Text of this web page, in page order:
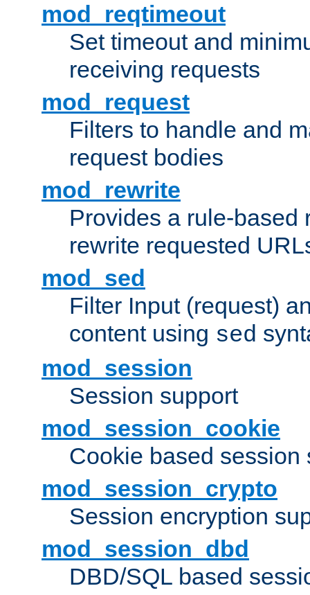
mod_reqtimeout
Set timeout and
receiving requests
mod_request
Filters to handle and
request bodies
mod_rewrite
Provides a rule-based
rewrite requested
mod_sed
Filter Input (request)
content using sed
mod_session
Session support
mod_session_cookie
Cookie based session
mod_session_crypto
Session encryption
mod_session_dbd
DBD/SQL based